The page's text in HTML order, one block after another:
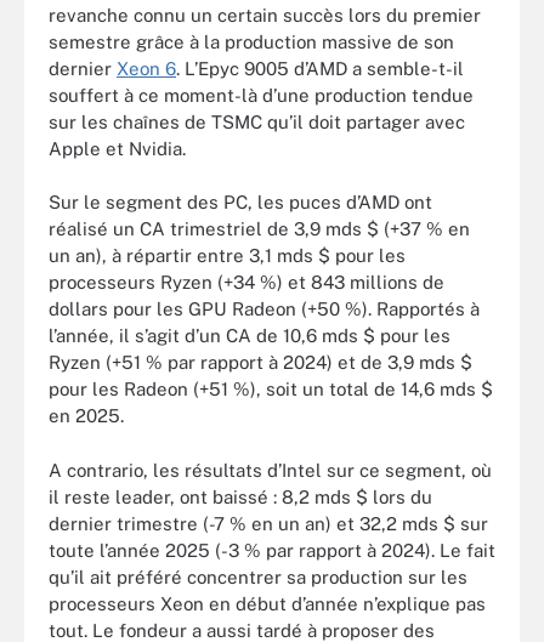
revanche connu un certain succès lors du premier
semestre grâce à la production massive de son
dernier Xeon 6. L’Epyc 9005 d’AMD a semble-t-il
souffert à ce moment-là d’une production tendue
sur les chaînes de TSMC qu’il doit partager avec
Apple et Nvidia.
Sur le segment des PC, les puces d’AMD ont
réalisé un CA trimestriel de 3,9 mds $ (+37 % en
un an), à répartir entre 3,1 mds $ pour les
processeurs Ryzen (+34 %) et 843 millions de
dollars pour les GPU Radeon (+50 %). Rapportés à
l’année, il s’agit d’un CA de 10,6 mds $ pour les
Ryzen (+51 % par rapport à 2024) et de 3,9 mds $
pour les Radeon (+51 %), soit un total de 14,6 mds $
en 2025.
A contrario, les résultats d’Intel sur ce segment, où
il reste leader, ont baissé : 8,2 mds $ lors du
dernier trimestre (-7 % en un an) et 32,2 mds $ sur
toute l’année 2025 (-3 % par rapport à 2024). Le fait
qu’il ait préféré concentrer sa production sur les
processeurs Xeon en début d’année n’explique pas
tout. Le fondeur a aussi tardé à proposer des